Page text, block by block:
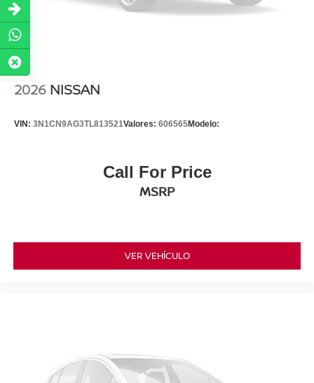
2026 NISSAN
VIN: 3N1CN9AG3TL813521Valores: 606565Modelo:
Call For Price
MSRP
VER VEHÍCULO